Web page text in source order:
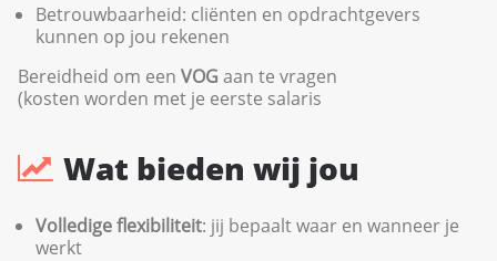
Betrouwbaarheid: cliënten en opdrachtgevers
kunnen op jou rekenen
Bereidheid om een VOG aan te vragen
(kosten worden met je eerste salaris
Wat bieden wij jou
Volledige flexibiliteit: jij bepaalt waar en wanneer je
werkt